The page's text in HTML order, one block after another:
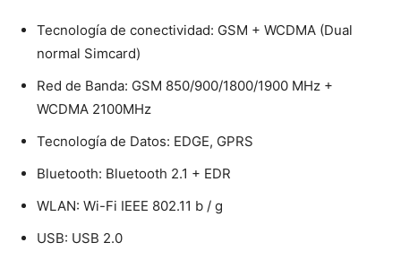
Tecnología de conectividad: GSM + WCDMA (Dual
normal Simcard)
Red de Banda: GSM 850/900/1800/1900 MHz +
WCDMA 2100MHz
Tecnología de Datos: EDGE, GPRS
Bluetooth: Bluetooth 2.1 + EDR
WLAN: Wi-Fi IEEE 802.11 b / g
USB: USB 2.0